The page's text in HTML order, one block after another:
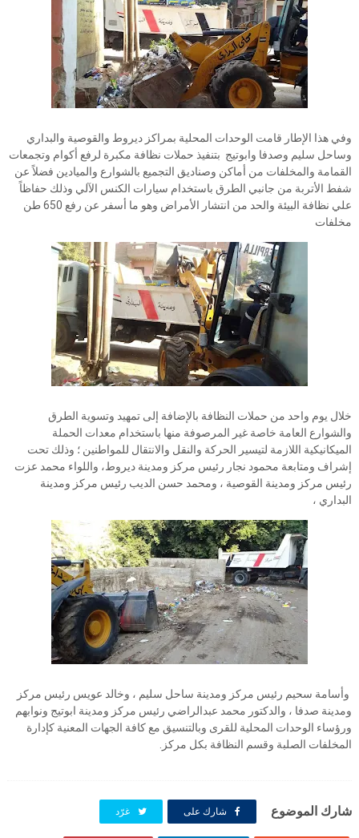
وفي هذا الإطار قامت الوحدات المحلية بمراكز ديروط والقوصية والبداري
وساحل سليم وصدفا وابوتيج بتنفيذ حملات نظافة مكبرة لرفع أكوام وتجمعات
القمامة والمخلفات من أماكن وصناديق التجميع بالشوارع والميادين فضلاً عن
شفط الأتربة من جانبي الطرق باستخدام سيارات الكنس الآلي وذلك حفاظاً
علي نظافة البيئة والحد من انتشار الأمراض وهو ما أسفر عن رفع 650 طن
مخلفات
خلال يوم واحد من حملات النظافة بالإضافة إلى تمهيد وتسوية الطرق
والشوارع العامة خاصة غير المرصوفة منها باستخدام معدات الحملة
الميكانيكية اللازمة لتيسير الحركة والنقل والانتقال للمواطنين ؛ وذلك تحت
إشراف ومتابعة محمود نجار رئيس مركز ومدينة ديروط، واللواء محمد عزت
رئيس مركز ومدينة القوصية ، ومحمد حسن الديب رئيس مركز ومدينة
البداري ،
وأسامة سحيم رئيس مركز ومدينة ساحل سليم ، وخالد عويس رئيس مركز
ومدينة صدفا ، والدكتور محمد عبدالراضي رئيس مركز ومدينة ابوتيج ونوابهم
ورؤساء الوحدات المحلية للقرى وبالتنسيق مع كافة الجهات المعنية كإدارة
المخلفات الصلبة وقسم النظافة بكل مركز.
شارك الموضوع شارك على غرّد